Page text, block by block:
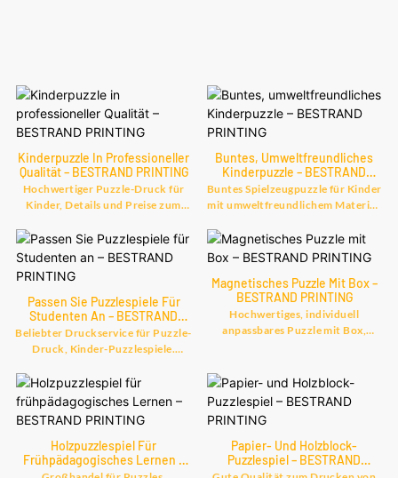
Kinderpuzzle In Professioneller
Qualität – BESTRAND PRINTING
Hochwertiger Puzzle-Druck für
Kinder, Details und Preise zum
Hochwertiger Puzzle-Druck für
Kinder – Shanghai Bestrand
Printing Technology Co., Ltd
Buntes, Umweltfreundliches
Kinderpuzzle – BESTRAND
PRINTING
Buntes Spielzeugpuzzle für Kinder
mit umweltfreundlichem Material.
Puzzle-Spielzeugpuzzle von
Buntes Spielzeugpuzzle für Kinder
– Shanghai Bestrand Printing
Technology Co., Ltd
Passen Sie Puzzlespiele Für
Studenten An – BESTRAND
PRINTING
Beliebter Druckservice für Puzzle-
Druck, Kinder-Puzzlespiele.
Puzzle-Puzzle-Druck vom
beliebten Druckservice für Puzzle-
Druck, Kinder-Puzzlespiele –
Shanghai Bestrand Printing
Technology Co., Ltd
Magnetisches Puzzle Mit Box –
BESTRAND PRINTING
Hochwertiges, individuell
anpassbares Puzzle mit Box,
hoher Qualität, individuell
anpassbares Puzzle mit Box –
Shanghai Bestrand Printing
Technology Co., Ltd
Holzpuzzlespiel Für
Frühpädagogisches Lernen –
BESTRAND PRINTING
Papier- Und Holzblock-
Puzzlespiel – BESTRAND
PRINTING